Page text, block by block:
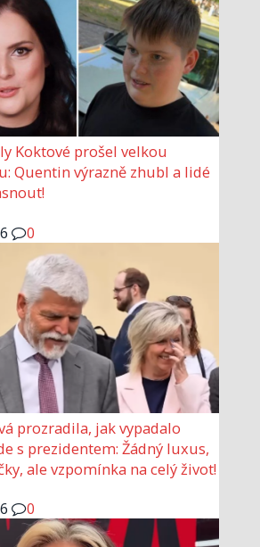
Koktové prošel velkou
Quentin výrazně zhubl a lidé
0
prozradila, jak vypadalo
s prezidentem: Žádný luxus,
ale vzpomínka na celý život!
0